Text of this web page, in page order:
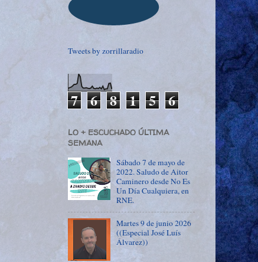
Tweets by zorrillaradio
7 6 8 1 5 6
LO + ESCUCHADO ÚLTIMA
SEMANA
Sábado 7 de mayo de
2022. Saludo de Aitor
Caminero desde No Es
Un Día Cualquiera, en
RNE.
Martes 9 de junio 2026
((Especial José Luís
Álvarez))